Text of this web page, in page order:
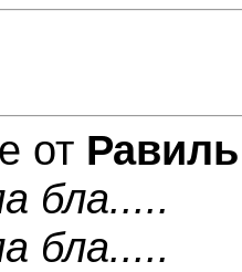
от Равиль
бла.....
бла.....